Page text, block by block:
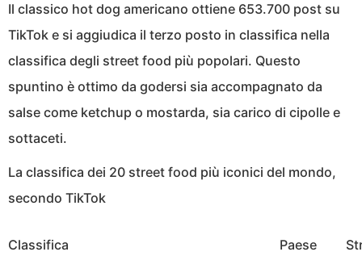
Il classico hot dog americano ottiene 653.700 post su
TikTok e si aggiudica il terzo posto in classifica nella
classifica degli street food più popolari. Questo
spuntino è ottimo da godersi sia accompagnato da
salse come ketchup o mostarda, sia carico di cipolle e
sottaceti.
La classifica dei 20 street food più iconici del mondo,
secondo TikTok
Classifica Paese